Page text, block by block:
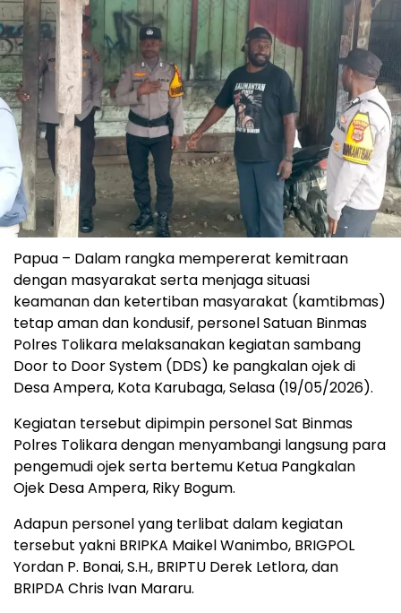
Papua – Dalam rangka mempererat kemitraan
dengan masyarakat serta menjaga situasi
keamanan dan ketertiban masyarakat (kamtibmas)
tetap aman dan kondusif, personel Satuan Binmas
Polres Tolikara melaksanakan kegiatan sambang
Door to Door System (DDS) ke pangkalan ojek di
Desa Ampera, Kota Karubaga, Selasa (19/05/2026).
Kegiatan tersebut dipimpin personel Sat Binmas
Polres Tolikara dengan menyambangi langsung para
pengemudi ojek serta bertemu Ketua Pangkalan
Ojek Desa Ampera, Riky Bogum.
Adapun personel yang terlibat dalam kegiatan
tersebut yakni BRIPKA Maikel Wanimbo, BRIGPOL
Yordan P. Bonai, S.H., BRIPTU Derek Letlora, dan
BRIPDA Chris Ivan Mararu.